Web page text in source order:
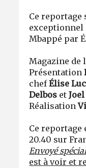
Ce
exceptionnel
Mbappé par
Magazine de
Présentation
chefÉlise
Delbos et
Réalisation
Ce reportage
20.40 sur
Envoyé
est à voir et